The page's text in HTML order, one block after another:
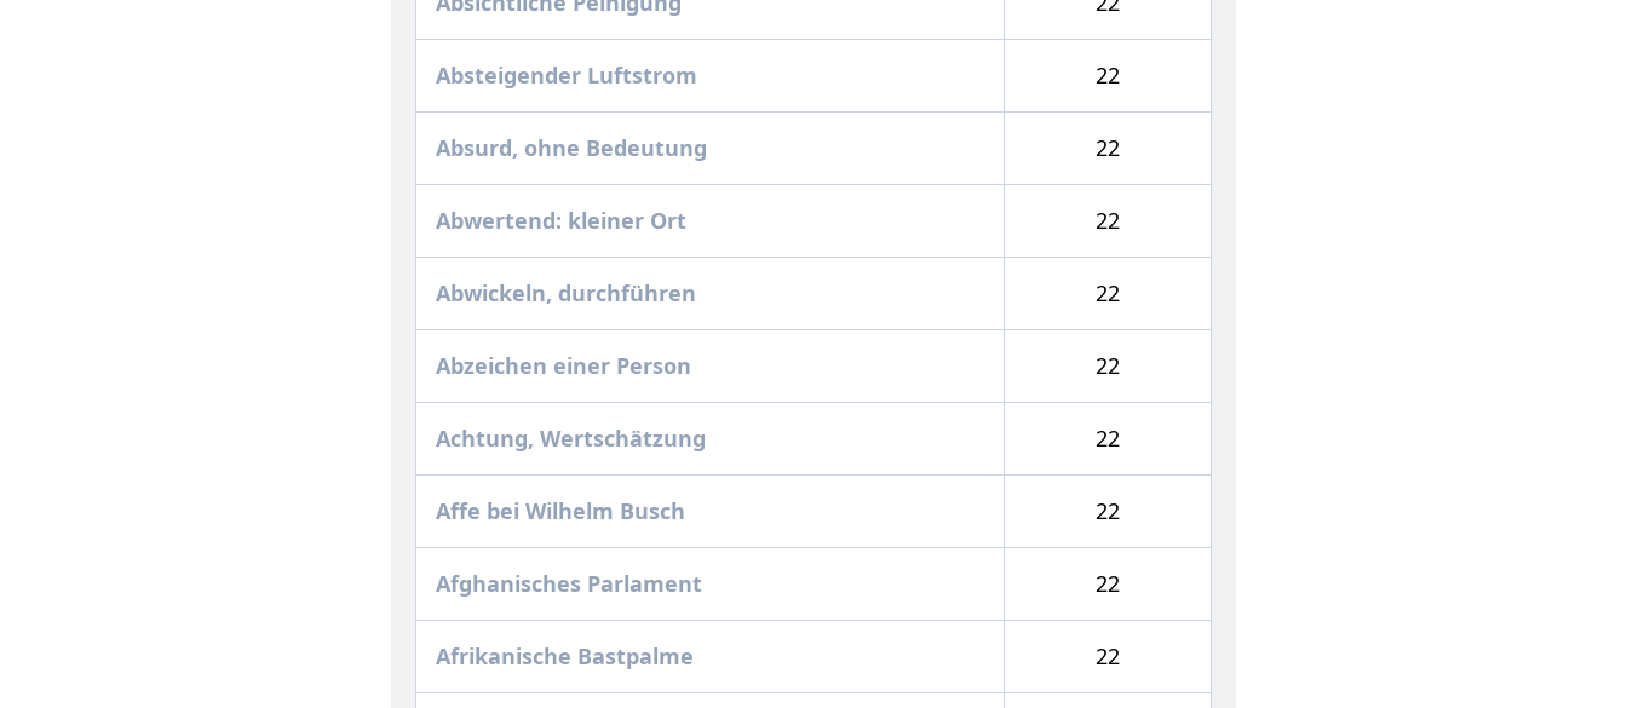
Absteigender Luftstrom 22
Absurd, ohne Bedeutung 22
Abwertend: kleiner Ort 22
Abwickeln, durchführen 22
Abzeichen einer Person 22
Achtung, Wertschätzung 22
Affe bei Wilhelm Busch 22
Afghanisches Parlament 22
Afrikanische Bastpalme 22